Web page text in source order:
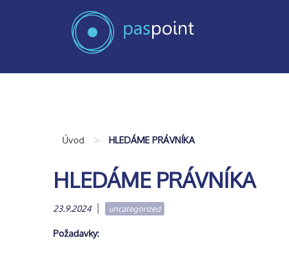
Úvod > HLEDÁME PRÁVNÍKA
HLEDÁME PRÁVNÍKA
23.9.2024 uncategorized
Požadavky: